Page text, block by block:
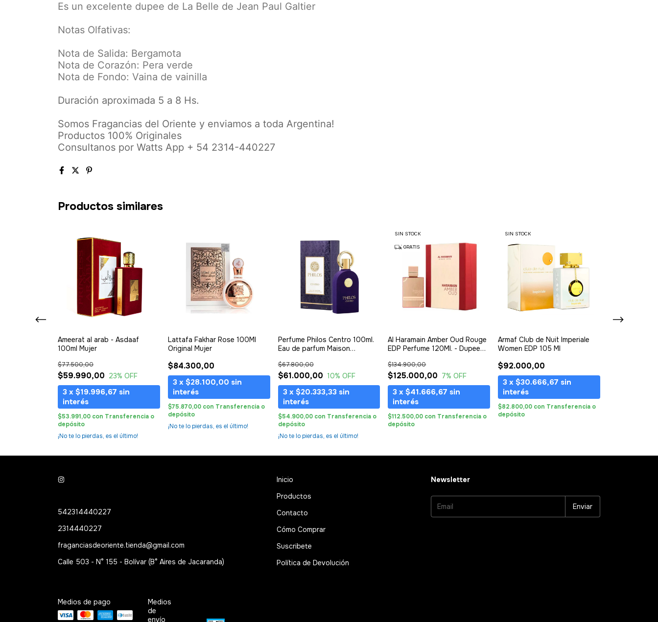
Es un excelente dupee de La Belle de Jean Paul Galtier
Notas Olfativas:
Nota de Salida: Bergamota
Nota de Corazón: Pera verde
Nota de Fondo: Vaina de vainilla
Duración aproximada 5 a 8 Hs.
Somos Fragancias del Oriente y enviamos a toda Argentina!
Productos 100% Originales
Consultanos por Watts App + 54 2314-440227
Productos similares
Ameerat al arab - Asdaaf
100ml Mujer
$59.990,00
$77.500,00
23% OFF
3 x $19.996,67 sin
interés
$53.991,00 con Transferencia o
depósito
¡No te lo pierdas, es el último!
Lattafa Fakhar Rose 100Ml
Original Mujer
$84.300,00
3 x $28.100,00 sin
interés
$75.870,00 con Transferencia o
depósito
¡No te lo pierdas, es el último!
Perfume Philos Centro 100ml.
Eau de parfum Maison
$61.000,00
$67.800,00
10% OFF
3 x $20.333,33 sin
interés
$54.900,00 con Transferencia o
depósito
¡No te lo pierdas, es el último!
SIN STOCK
GRATIS
Al Haramain Amber Oud Rouge
EDP Perfume 120Ml. - Dupee
$125.000,00
$134.900,00
7% OFF
3 x$41.666,67 sin
interés
$112.500,00 con Transferencia o
depósito
SIN STOCK
Armaf Club de Nuit Imperiale
Women EDP 105 Ml
$92.000,00
3 x$30.666,67 sin
interés
$82.800,00 con Transferencia o
depósito
542314440227
2314440227
fraganciasdeoriente.tienda@gmail.com
Calle 503 - N° 155 - Bolívar (B° Aires de Jacaranda)
Inicio
Productos
Contacto
Cómo Comprar
Suscribete
Política de Devolución
Newsletter
Medios de pago
Medios
de
envío